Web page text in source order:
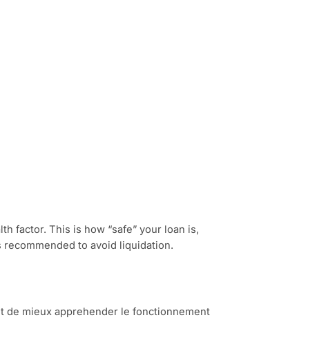
factor. This is how “safe” your loan is,
to avoid liquidation.
de mieux apprehender le fonctionnement